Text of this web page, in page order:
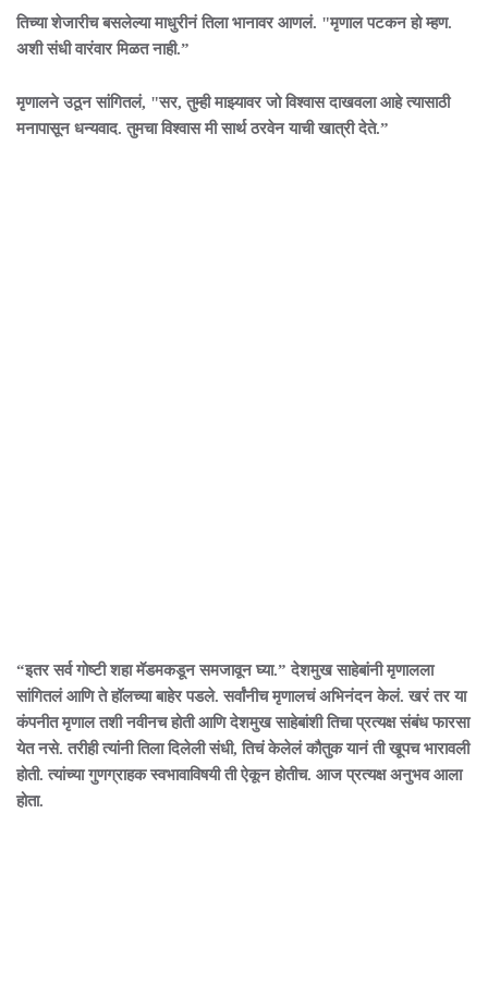
तिच्या शेजारीच बसलेल्या माधुरीनं तिला भानावर आणलं. "मृणाल पटकन हो म्हण.
अशी संधी वारंवार मिळत नाही.”
मृणालने उठून सांगितलं, "सर, तुम्ही माझ्यावर जो विश्वास दाखवला आहे त्यासाठी
मनापासून धन्यवाद. तुमचा विश्वास मी सार्थ ठरवेन याची खात्री देते.”
“इतर सर्व गोष्टी शहा मॅडमकडून समजावून घ्या.” देशमुख साहेबांनी मृणालला
सांगितलं आणि ते हॉलच्या बाहेर पडले. सर्वांनीच मृणालचं अभिनंदन केलं. खरं तर या
कंपनीत मृणाल तशी नवीनच होती आणि देशमुख साहेबांशी तिचा प्रत्यक्ष संबंध फारसा
येत नसे. तरीही त्यांनी तिला दिलेली संधी, तिचं केलेलं कौतुक यानं ती खूपच भारावली
होती. त्यांच्या गुणग्राहक स्वभावाविषयी ती ऐकून होतीच. आज प्रत्यक्ष अनुभव आला
होता.